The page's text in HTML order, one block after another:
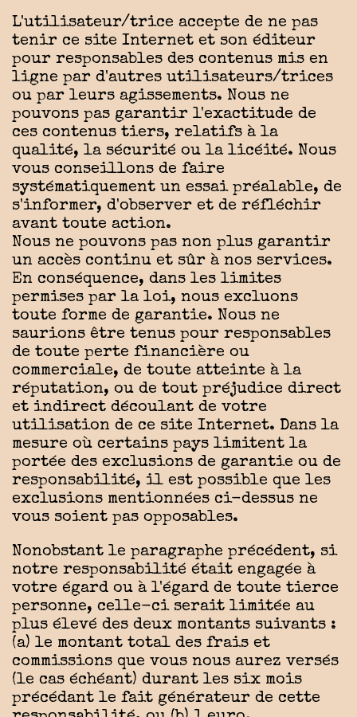
L'utilisateur/trice accepte de ne pas
tenir ce site Internet et son éditeur
pour responsables des contenus mis en
ligne par d'autres utilisateurs/trices
ou par leurs agissements. Nous ne
pouvons pas garantir l'exactitude de
ces contenus tiers, relatifs à la
qualité, la sécurité ou la licéité. Nous
vous conseillons de faire
systématiquement un essai préalable, de
s'informer, d'observer et de réfléchir
avant toute action.
Nous ne pouvons pas non plus garantir
un accès continu et sûr à nos services.
En conséquence, dans les limites
permises par la loi, nous excluons
toute forme de garantie. Nous ne
saurions être tenus pour responsables
de toute perte financière ou
commerciale, de toute atteinte à la
réputation, ou de tout préjudice direct
et indirect découlant de votre
utilisation de ce site Internet. Dans la
mesure où certains pays limitent la
portée des exclusions de garantie ou de
responsabilité, il est possible que les
exclusions mentionnées ci-dessus ne
vous soient pas opposables.
Nonobstant le paragraphe précédent, si
notre responsabilité était engagée à
votre égard ou à l'égard de toute tierce
personne, celle-ci serait limitée au
plus élevé des deux montants suivants :
(a) le montant total des frais et
commissions que vous nous aurez versés
(le cas échéant) durant les six mois
précédant le fait générateur de cette